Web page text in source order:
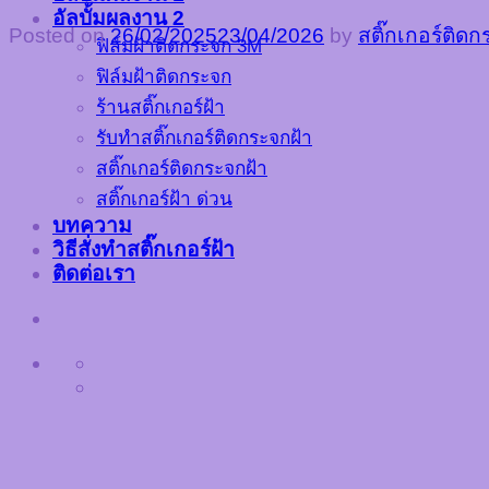
อัลบั้มผลงาน 2
ฟิล์มฝ้าติดกระจก 3M
ฟิล์มฝ้าติดกระจก
ร้านสติ๊กเกอร์ฝ้า
รับทำสติ๊กเกอร์ติดกระจกฝ้า
สติ๊กเกอร์ติดกระจกฝ้า
สติ๊กเกอร์ฝ้า ด่วน
บทความ
วิธีสั่งทำสติ๊กเกอร์ฝ้า
ติดต่อเรา
Posted on26/02/202523/04/2026 by สติ๊กเกอร์ติดก